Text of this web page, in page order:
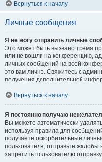
Вернуться к началу
Личные сообщения
Я не могу отправить личные
Это может быть вызвано тремя
или не вошли на конференцию,
личных сообщений на всей
это вам лично. Свяжитесь с
получения дополнительной
Вернуться к началу
Я постоянно получаю
Вы можете автоматически
используя правила для
получаете оскорбительные
пользователя, отправьте
запретить пользователю